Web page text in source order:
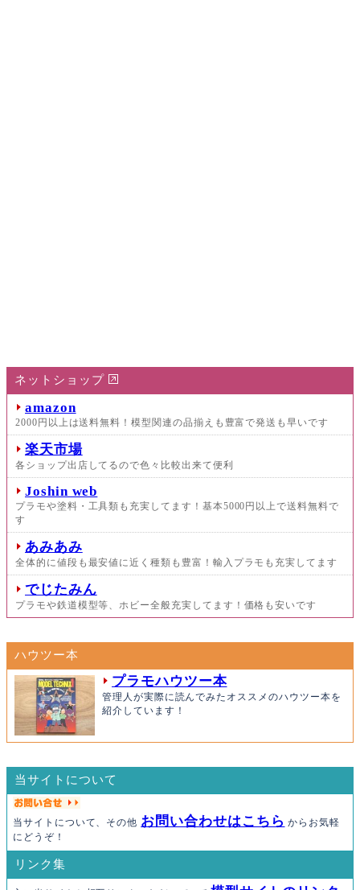
ネットショップ
amazon
2000円以上は送料無料！模型関連の品揃えも豊富で発送も早いです
楽天市場
各ショップ出店してるので色々比較出来て便利
Joshin web
プラモや塗料・工具類も充実してます！基本5000円以上で送料無料で
す
あみあみ
全体的に値段も最安値に近く種類も豊富！輸入プラモも充実してます
でじたみん
プラモや鉄道模型等、ホビー全般充実してます！価格も安いです
ハウツー本
プラモハウツー本
管理人が実際に読んでみたオススメのハウツー本を
紹介しています！
当サイトについて
当サイトについて、その他 お問い合わせはこちら からお気軽
にどうぞ！
リンク集